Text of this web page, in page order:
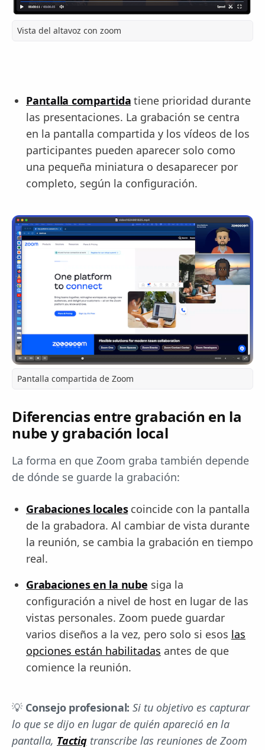
Vista del altavoz con zoom
Pantalla compartida tiene prioridad durante
las presentaciones. La grabación se centra
en la pantalla compartida y los vídeos de los
participantes pueden aparecer solo como
una pequeña miniatura o desaparecer por
completo, según la configuración.
Pantalla compartida de Zoom
Diferencias entre grabación en la
nube y grabación local
La forma en que Zoom graba también depende
de dónde se guarde la grabación:
Grabaciones localescoincide con la pantalla
de la grabadora. Al cambiar de vista durante
la reunión, se cambia la grabación en tiempo
real.
Grabaciones en la nube siga la
configuración a nivel de host en lugar de las
vistas personales. Zoom puede guardar
varios diseños a la vez, pero solo si esos las
opciones están habilitadas antes de que
comience la reunión.
💡 Consejo profesional: Si tu objetivo es capturar
lo que se dijo en lugar de quién apareció en la
pantalla, Tactiqtranscribe las reuniones de Zoom